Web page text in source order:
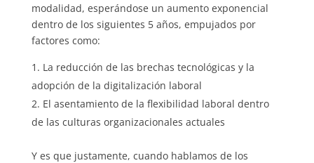
modalidad, esperándose un aumento exponencial
dentro de los siguientes 5 años, empujados por
factores como:
La reducción de las brechas tecnológicas y la
adopción de la digitalización laboral
El asentamiento de la flexibilidad laboral dentro
de las culturas organizacionales actuales
Y es que justamente, cuando hablamos de los